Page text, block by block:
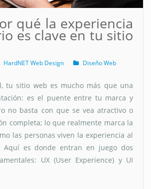
qué la experiencia
es clave en tu sitio
HardNET Web Design Diseño Web
tu sitio web es mucho más que una
es el puente entre tu marca y
no basta con que se vea atractivo o
completa; lo que realmente marca la
las personas viven la experiencia al
Aquí es donde entran en juego dos
UX (User Experience) y UI